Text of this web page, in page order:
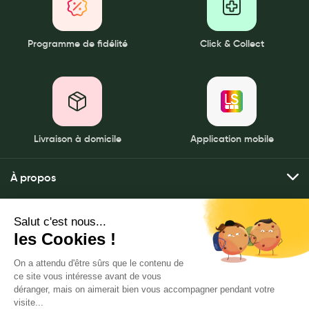
Programme de fidélité Click & Collect
Livraison à domicile Application mobile
À propos
Qui sommes-nous ?
Nos pharmacies
Mentions légales
Politique de gestion des données personnelles
CGU
Mes services
Envoyer mes ordonnances
Commander mes produits
Livraison à domicile
Click & rendez-vous
LeaderSanté, 82 bis rue Thiers
92100 Boulogne-Billancourt